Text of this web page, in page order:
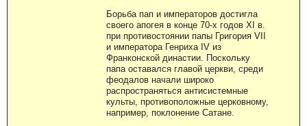
Борьба пап и императоров достигла
своего апогея в конце 70-х годов XI в.
при противостоянии папы Григория VII
и императора Генриха IV из
Франконской династии. Поскольку
папа оставался главой церкви, среди
феодалов начали широко
распространяться антисистемные
культы, противоположные церковному,
например, поклонение Сатане.